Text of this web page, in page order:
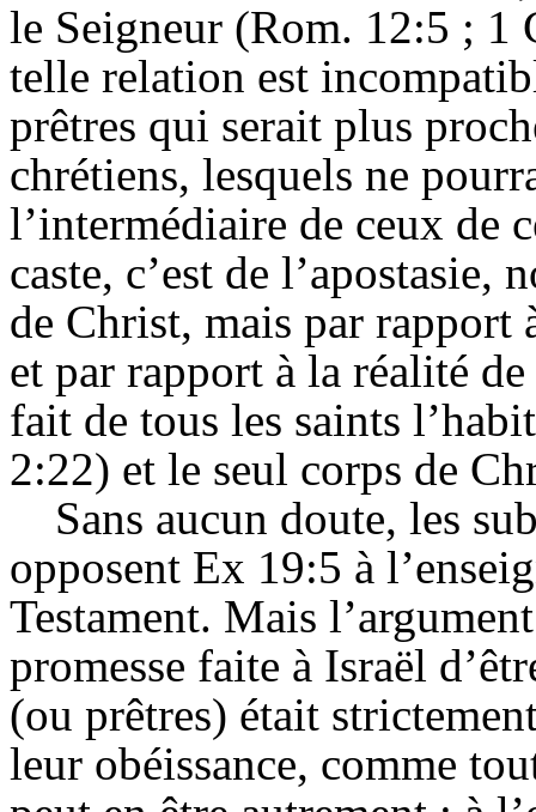
le Seigneur (Rom. 12:5 ; 1
telle relation est
prêtres qui serait plus
chrétiens, lesquels ne
l’intermédiaire de ceux de
caste, c’est de l’apostasie,
de Christ, mais par rapport
et par rapport à la réalité
fait de tous les saints
2:22) et le seul corps de
Sans aucun doute, les
opposent Ex 19:5 à
Testament. Mais
promesse faite à Israël
(ou prêtres) était
leur obéissance, comme